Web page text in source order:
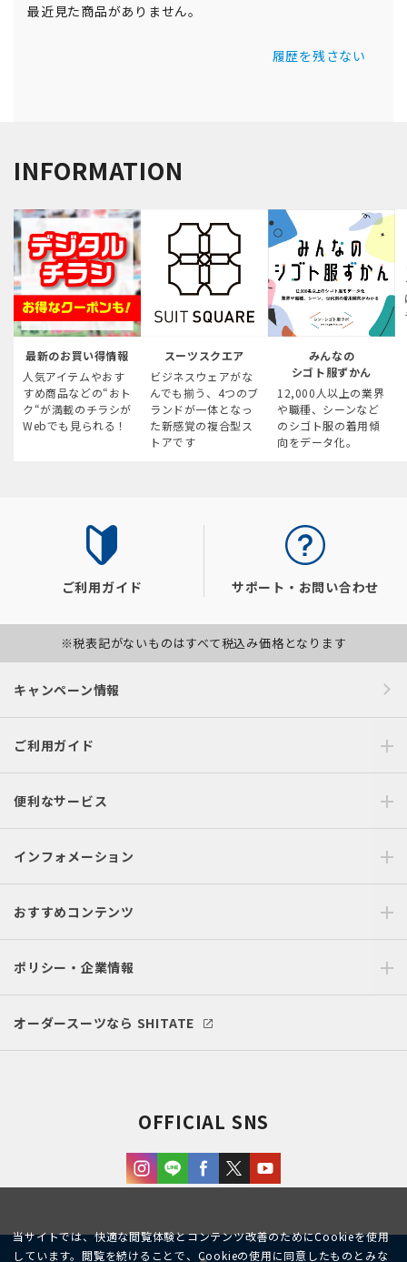
最近見た商品がありません。
履歴を残さない
INFORMATION
最新のお買い得情報
人気アイテムやおす
すめ商品などの“おト
ク“が満載のチラシが
Webでも見られる！
スーツスクエア
ビジネスウェアがな
んでも揃う、4つのブ
ランドが一体となっ
た新感覚の複合型ス
トアです
みんなの
シゴト服ずかん
12,000人以上の業界
や職種、シーンなど
のシゴト服の着用傾
向をデータ化。
ご利用ガイド サポート・お問い合わせ
※税表記がないものはすべて税込み価格となります
キャンペーン情報
ご利用ガイド
便利なサービス
インフォメーション
おすすめコンテンツ
ポリシー・企業情報
オーダースーツなら SHITATE
OFFICIAL SNS
当サイトでは、快適な閲覧体験とコンテンツ改善のためにCookieを使用
しています。閲覧を続けることで、Cookieの使用に同意したものとみな